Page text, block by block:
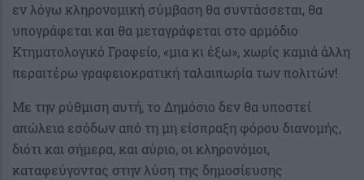
εν λόγω κληρονομική σύμβαση θα συντάσσεται, θα
υπογράφεται και θα μεταγράφεται στο αρμόδιο
Κτηματολογικό Γραφείο, «μια κι έξω», χωρίς καμιά άλλη
περαιτέρω γραφειοκρατική ταλαιπωρία των πολιτών!
Με την ρύθμιση αυτή, το Δημόσιο δεν θα υποστεί
απώλεια εσόδων από τη μη είσπραξη φόρου διανομής,
διότι και σήμερα, και αύριο, οι κληρονόμοι,
καταφεύγοντας στην λύση της δημοσίευσης